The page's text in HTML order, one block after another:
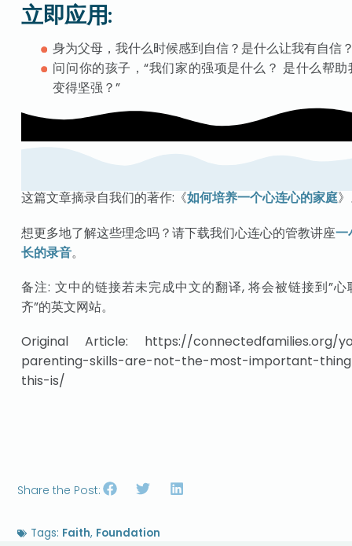
立即应用:
身为父母，我什么时候感到自信？是什么让我有自信
问问你的孩子，“我们家的强项是什么？ 是什么帮助
变得坚强？”
这篇文章摘录自我们的著作:《如何培养一个心连心的家庭
想更多地了解这些理念吗？请下载我们心连心的管教讲座一
长的录音。
备注: 文中的链接若未完成中文的翻译, 将会被链接到”心
齐”的英文网站。
Original Article: https://connectedfamilies.org/
parenting-skills-are-not-the-most-important-
this-is/
Share the Post:
Tags: Faith, Foundation